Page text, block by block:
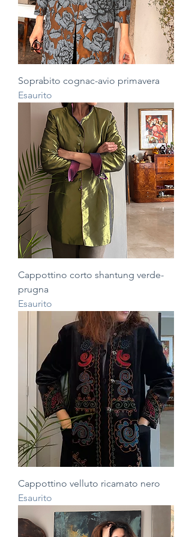
Soprabito cognac-avio primavera
Esaurito
Cappottino corto shantung verde-
prugna
Esaurito
Cappottino velluto ricamato nero
Esaurito